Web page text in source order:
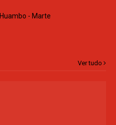
- Marte
Ver tudo